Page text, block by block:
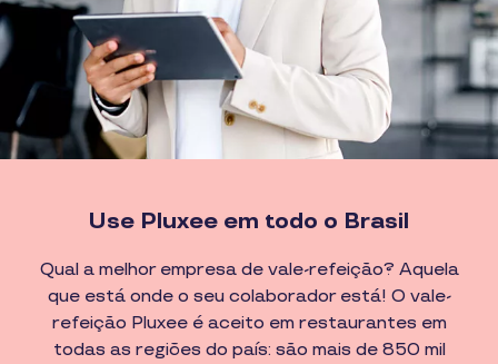
Use Pluxee em todo o Brasil
Qual a melhor empresa de vale-refeição? Aquela
que está onde o seu colaborador está! O vale-
refeição Pluxee é aceito em restaurantes em
todas as regiões do país: são mais de 850 mil